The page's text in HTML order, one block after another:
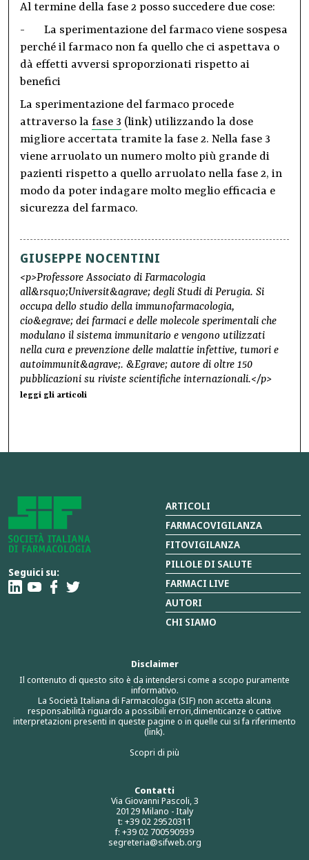
Al termine della fase 2 posso succedere due cose:
- La sperimentazione del farmaco viene sospesa
perché il farmaco non fa quello che ci aspettava o
dà effetti avversi sproporzionati rispetto ai
benefici
La sperimentazione del farmaco procede
attraverso la fase 3 (link) utilizzando la dose
migliore accertata tramite la fase 2. Nella fase 3
viene arruolato un numero molto più grande di
pazienti rispetto a quello arruolato nella fase 2, in
modo da poter indagare molto meglio efficacia e
sicurezza del farmaco.
GIUSEPPE NOCENTINI
<p>Professore Associato di Farmacologia
all&rsquo;Universit&agrave; degli Studi di Perugia. Si
occupa dello studio della immunofarmacologia,
cio&egrave; dei farmaci e delle molecole sperimentali che
modulano il sistema immunitario e vengono utilizzati
nella cura e prevenzione delle malattie infettive, tumori e
autoimmunit&agrave;. &Egrave; autore di oltre 150
pubblicazioni su riviste scientifiche internazionali.</p>
leggi gli articoli
Seguici su:
Contatti
Via Giovanni Pascoli, 3
20129 Milano - Italy
t: +39 02 29520311
f: +39 02 700590939
segreteria@sifweb.org
Disclaimer
Il contenuto di questo sito è da intendersi come a scopo puramente
informativo.
La Società Italiana di Farmacologia (SIF) non accetta alcuna
responsabilità riguardo a possibili errori,dimenticanze o cattive
interpretazioni presenti in queste pagine o in quelle cui si fa riferimento
(link).
Scopri di più
ARTICOLI
FARMACOVIGILANZA
FITOVIGILANZA
PILLOLE DI SALUTE
FARMACI LIVE
AUTORI
CHI SIAMO